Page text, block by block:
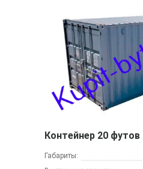
Контейнер 20 футов
Габариты: